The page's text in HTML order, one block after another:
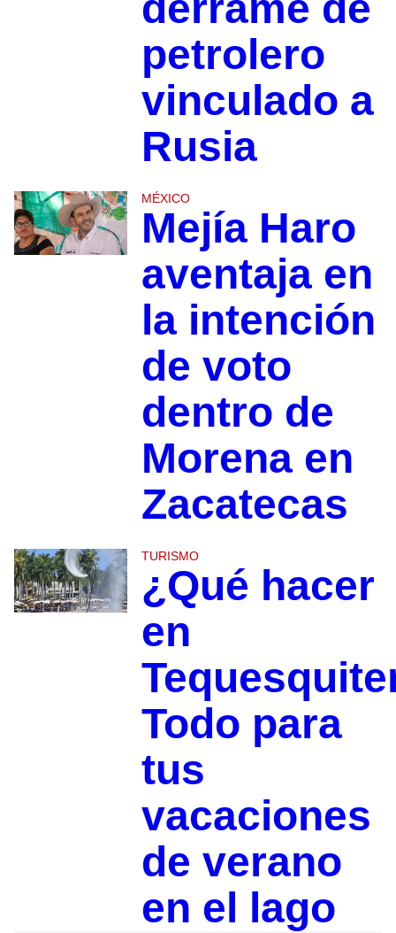
petrolero
vinculado a
Rusia
MÉXICO
Mejía Haro
aventaja en
la intención
de voto
dentro de
Morena en
Zacatecas
TURISMO
¿Qué hacer
en
Todo para
tus
vacaciones
de verano
en el lago